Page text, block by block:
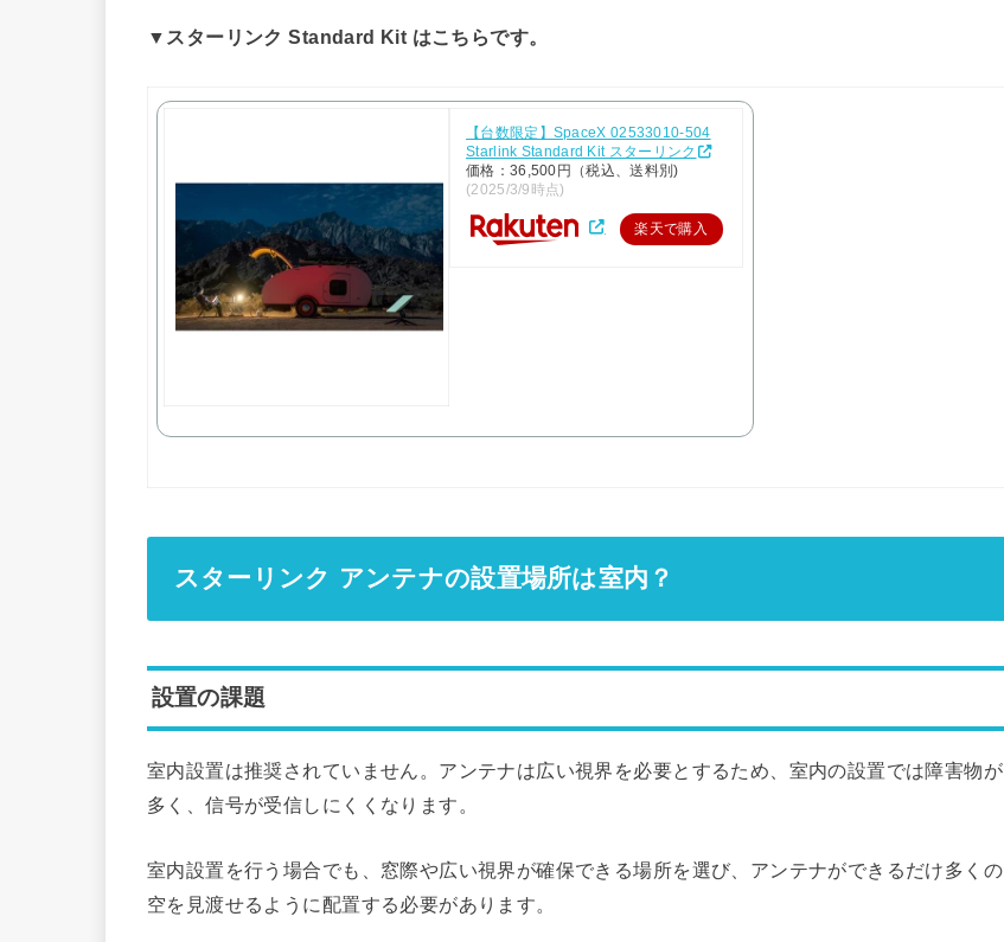
▼スターリンク Standard Kit はこちらです。
【台数限定】SpaceX 02533010-504
Starlink Standard Kit スターリンク
価格：36,500円（税込、送料別)
(2025/3/9時点)
楽天で購入
スターリンク アンテナの設置場所は室内？
設置の課題
室内設置は推奨されていません。アンテナは広い視界を必要とするため、室内の設置では障害物が
多く、信号が受信しにくくなります。
室内設置を行う場合でも、窓際や広い視界が確保できる場所を選び、アンテナができるだけ多くの
空を見渡せるように配置する必要があります。